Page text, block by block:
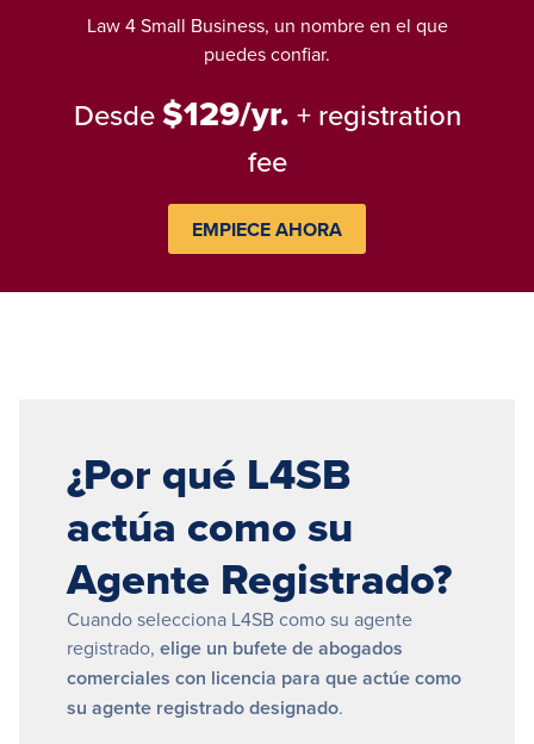
Law 4 Small Business, un nombre en el que
puedes confiar.
Desde $129/yr. + registration
fee
EMPIECE AHORA
¿Por qué L4SB
actúa como su
Agente Registrado?
Cuando selecciona L4SB como su agente
registrado, elige un bufete de abogados
comerciales con licencia para que actúe como
su agente registrado designado.